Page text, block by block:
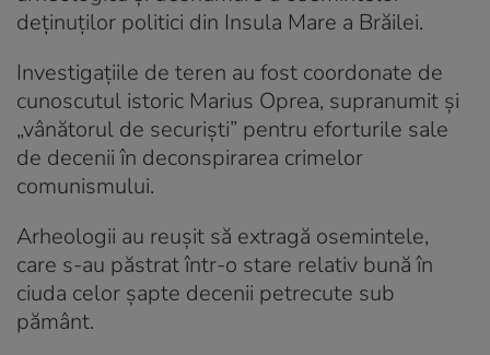
deținuților politici din Insula Mare a Brăilei.
Investigațiile de teren au fost coordonate de
cunoscutul istoric Marius Oprea, supranumit și
„vânătorul de securiști” pentru eforturile sale
de decenii în deconspirarea crimelor
comunismului.
Arheologii au reușit să extragă osemintele,
care s-au păstrat într-o stare relativ bună în
ciuda celor șapte decenii petrecute sub
pământ.